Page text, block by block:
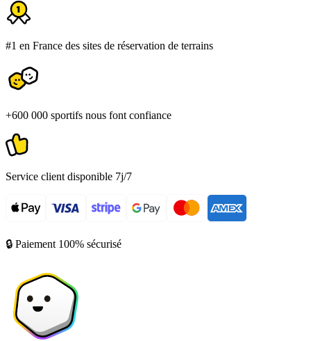
#1 en France des sites de réservation de terrains
+600 000 sportifs nous font confiance
Service client disponible 7j/7
🔒 Paiement 100% sécurisé